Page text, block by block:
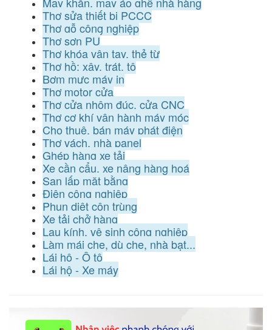
Thợ sửa thiết bị PCCC
Thợ gỗ công nghiệp
Thợ sơn PU
Thợ khóa vân tay, thẻ từ
Thợ hồ: xây, trát, tô
Bơm mực máy in
Thợ motor cửa
Thợ cửa nhôm đúc, cửa CNC
Thợ cơ khí vận hành máy móc
Cho thuê, bán máy phát điện
Thợ vách, nhà panel
Ghép hàng xe tải
Xe cần cẩu, xe nâng hàng hoá
San lấp mặt bằng
Điện công nghiệp
Phun diệt côn trùng
Xe tải chở hàng
Lau kính, vệ sinh công nghiệp
Làm mái che, dù che, nhà bạt...
Lái hộ - Ô tô
Lái hộ - Xe máy